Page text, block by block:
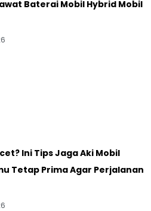
Baterai Mobil Hybrid Mobil
Ini Tips Jaga Aki Mobil
Tetap Prima Agar Perjalanan